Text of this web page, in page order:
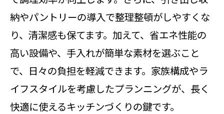
家族みんなが満足するリフォーム設
計術
快適さを追求した地元リフォームの
強み
リフォーム成功のカギは計画と業者選び
にあり
納やパントリーの導入で整理整頓がしやすくな
り、清潔感も保てます。加えて、省エネ性能の
高い設備や、手入れが簡単な素材を選ぶこと
で、日々の負担を軽減できます。家族構成やラ
イフスタイルを考慮したプランニングが、長く
快適に使えるキッチンづくりの鍵です。